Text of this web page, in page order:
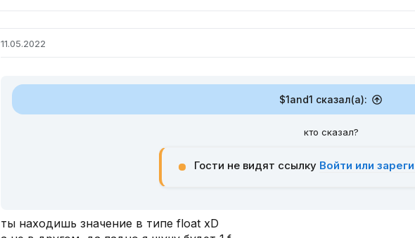
11.05.2022
$1and1 сказал(а):
кто сказал?
Гости не видят ссылку Войти или
ты находишь значение в типе float xD